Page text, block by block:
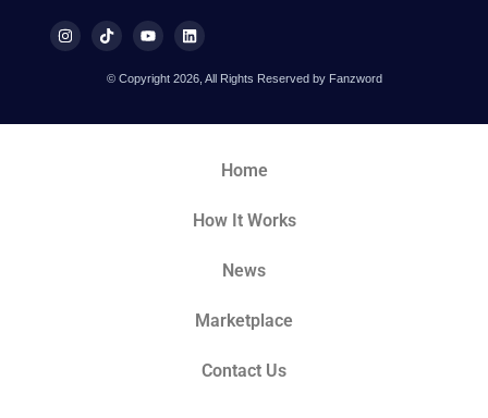
© Copyright 2026, All Rights Reserved by Fanzword
Home
How It Works
News
Marketplace
Contact Us